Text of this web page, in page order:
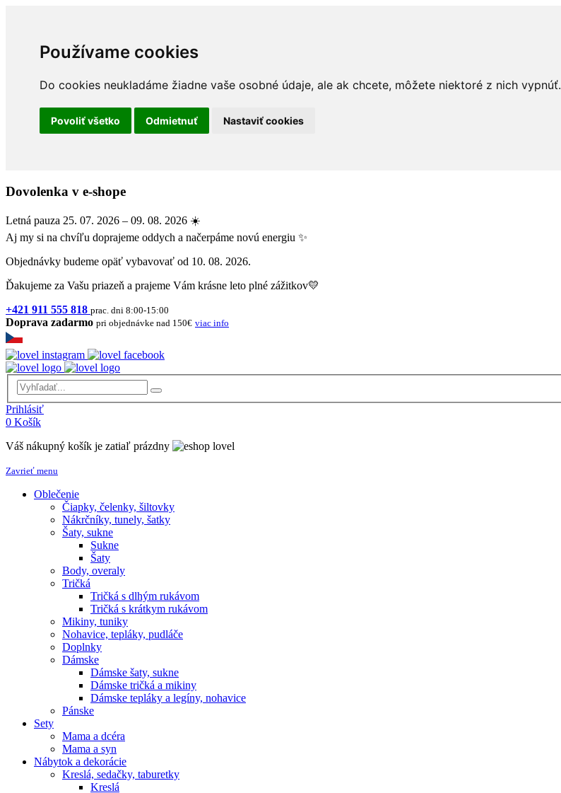
Používame cookies
Do cookies neukladáme žiadne vaše osobné údaje, ale ak chcete, môžete niektoré z nich vypnúť.
Povoliť všetko Odmietnuť Nastaviť cookies
Dovolenka v e-shope
Letná pauza 25. 07. 2026 – 09. 08. 2026 ☀️
Aj my si na chvíľu doprajeme oddych a načerpáme novú energiu ✨
Objednávky budeme opäť vybavovať od 10. 08. 2026.
Ďakujeme za Vašu priazeň a prajeme Vám krásne leto plné zážitkov💛
+421 911 555 818 prac. dni 8:00-15:00
Doprava zadarmo pri objednávke nad 150€ viac info
Prihlásiť
0 Košík
Váš nákupný košík je zatiaľ prázdny
Zavrieť menu
Oblečenie
Čiapky, čelenky, šiltovky
Nákrčníky, tunely, šatky
Šaty, sukne
Sukne
Šaty
Body, overaly
Tričká
Tričká s dlhým rukávom
Tričká s krátkym rukávom
Mikiny, tuniky
Nohavice, tepláky, pudláče
Doplnky
Dámske
Dámske šaty, sukne
Dámske tričká a mikiny
Dámske tepláky a legíny, nohavice
Pánske
Sety
Mama a dcéra
Mama a syn
Nábytok a dekorácie
Kreslá, sedačky, taburetky
Kreslá